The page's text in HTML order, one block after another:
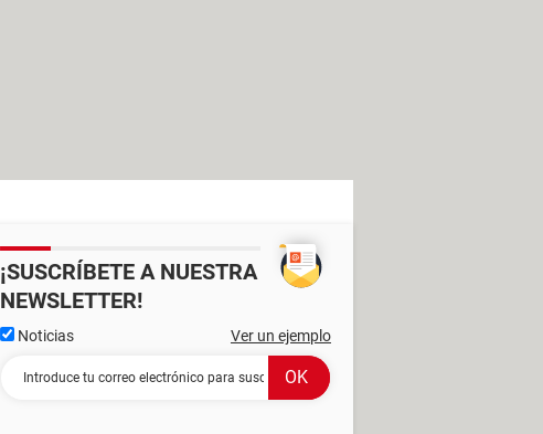
¡SUSCRÍBETE A NUESTRA
NEWSLETTER!
Noticias Ver un ejemplo